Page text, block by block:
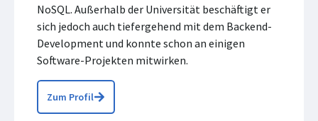
NoSQL. Außerhalb der Universität beschäftigt er
sich jedoch auch tiefergehend mit dem Backend-
Development und konnte schon an einigen
Software-Projekten mitwirken.
Zum Profil